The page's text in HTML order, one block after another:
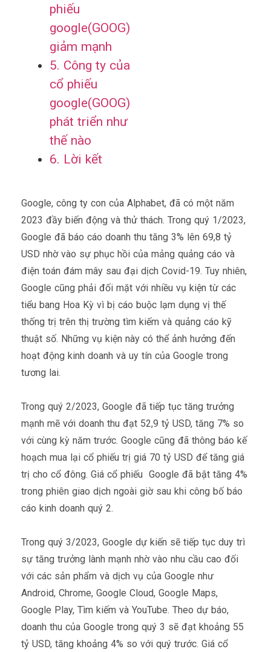
phiếu
google(GOOG)
giảm mạnh
5. Công ty của
cổ phiếu
google(GOOG)
phát triển như
thế nào
6. Lời kết
Google, công ty con của Alphabet, đã có một năm
2023 đầy biến động và thử thách. Trong quý 1/2023,
Google đã báo cáo doanh thu tăng 3% lên 69,8 tỷ
USD nhờ vào sự phục hồi của mảng quảng cáo và
điện toán đám mây sau đại dịch Covid-19. Tuy nhiên,
Google cũng phải đối mặt với nhiều vụ kiện từ các
tiểu bang Hoa Kỳ vì bị cáo buộc lạm dụng vị thế
thống trị trên thị trường tìm kiếm và quảng cáo kỹ
thuật số. Những vụ kiện này có thể ảnh hưởng đến
hoạt động kinh doanh và uy tín của Google trong
tương lai.
Trong quý 2/2023, Google đã tiếp tục tăng trưởng
mạnh mẽ với doanh thu đạt 52,9 tỷ USD, tăng 7% so
với cùng kỳ năm trước. Google cũng đã thông báo kế
hoạch mua lại cổ phiếu trị giá 70 tỷ USD để tăng giá
trị cho cổ đông. Giá cổ phiếu Google đã bật tăng 4%
trong phiên giao dịch ngoài giờ sau khi công bố báo
cáo kinh doanh quý 2.
Trong quý 3/2023, Google dự kiến sẽ tiếp tục duy trì
sự tăng trưởng lành mạnh nhờ vào nhu cầu cao đối
với các sản phẩm và dịch vụ của Google như
Android, Chrome, Google Cloud, Google Maps,
Google Play, Tìm kiếm và YouTube. Theo dự báo,
doanh thu của Google trong quý 3 sẽ đạt khoảng 55
tỷ USD, tăng khoảng 4% so với quý trước. Giá cổ